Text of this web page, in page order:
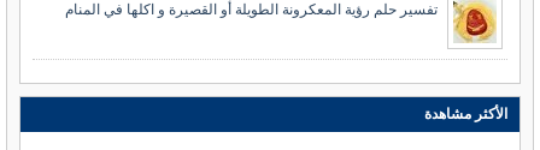
تفسير حلم رؤية المعكرونة الطويلة أو القصيرة و اكلها في المنام
الأكثر مشاهدة